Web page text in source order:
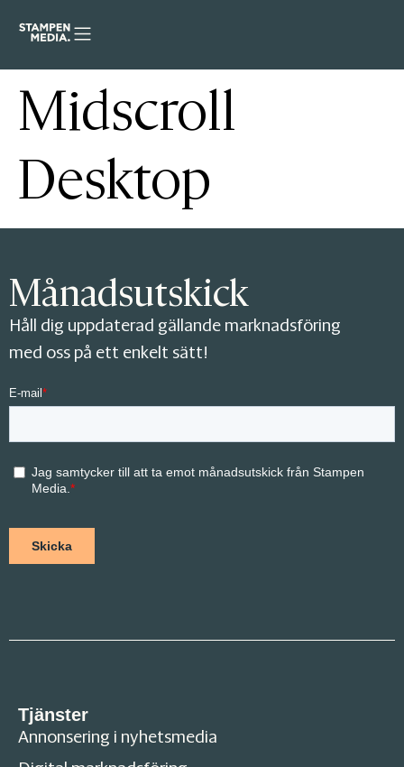
Midscroll
Desktop
Månadsutskick
Håll dig uppdaterad gällande marknadsföring
med oss på ett enkelt sätt!
Tjänster
Annonsering i nyhetsmedia